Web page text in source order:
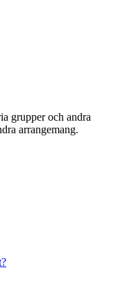
grupper och andra
arrangemang.